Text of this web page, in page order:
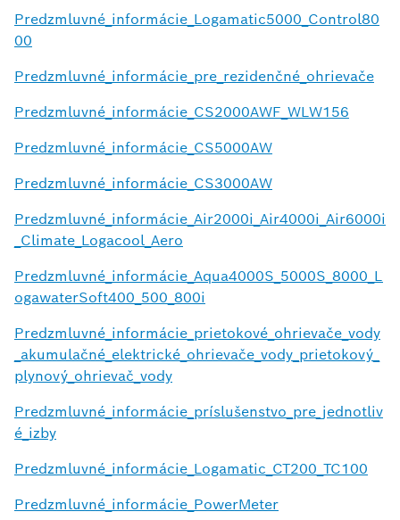
Predzmluvné_informácie_Logamatic5000_Control80
00
Predzmluvné_informácie_pre_rezidenčné_ohrievače
Predzmluvné_informácie_CS2000AWF_WLW156
Predzmluvné_informácie_CS5000AW
Predzmluvné_informácie_CS3000AW
Predzmluvné_informácie_Air2000i_Air4000i_Air6000i
_Climate_Logacool_Aero
Predzmluvné_informácie_Aqua4000S_5000S_8000_L
ogawaterSoft400_500_800i
Predzmluvné_informácie_prietokové_ohrievače_vody
_akumulačné_elektrické_ohrievače_vody_prietokový_
plynový_ohrievač_vody
Predzmluvné_informácie_príslušenstvo_pre_jednotliv
é_izby
Predzmluvné_informácie_Logamatic_CT200_TC100
Predzmluvné_informácie_PowerMeter